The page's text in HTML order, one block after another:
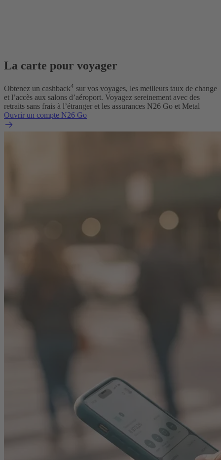
La carte pour voyager
Obtenez un cashback4 sur vos voyages, les meilleurs taux de change
et l’accès aux salons d’aéroport. Voyagez sereinement avec des
retraits sans frais à l’étranger et les assurances N26 Go et Metal
Ouvrir un compte N26 Go